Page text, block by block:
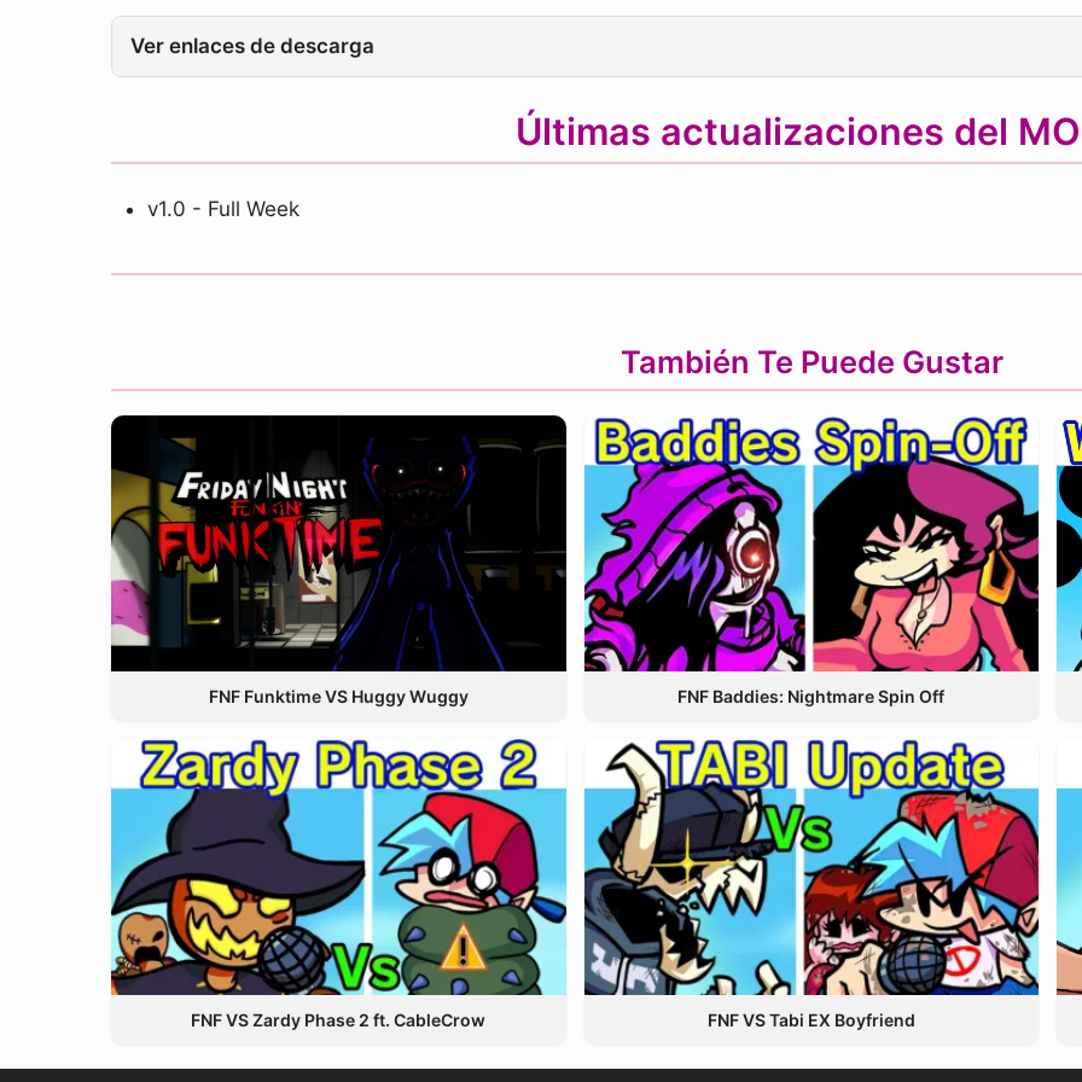
Ver enlaces de descarga
Últimas actualizaciones del
v1.0 - Full Week
También Te Puede Gustar
FNF Funktime VS Huggy Wuggy FNF Baddies: Nightmare Spin Off
FNF VS Zardy Phase 2 ft. CableCrow FNF VS Tabi EX Boyfriend